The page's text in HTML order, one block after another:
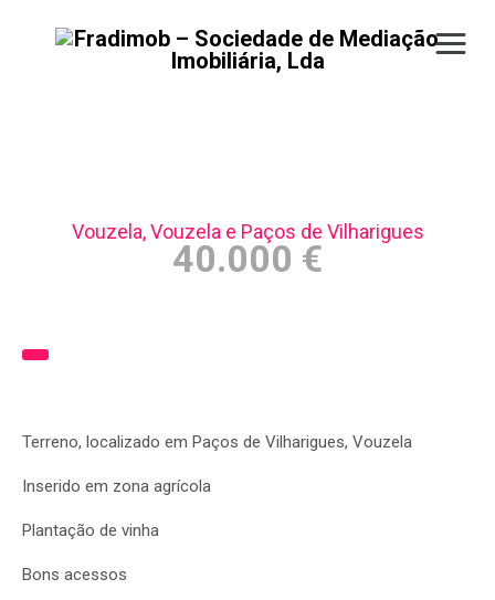
Vouzela, Vouzela e Paços de Vilharigues
40.000 €
Terreno, localizado em Paços de Vilharigues, Vouzela
Inserido em zona agrícola
Plantação de vinha
Bons acessos